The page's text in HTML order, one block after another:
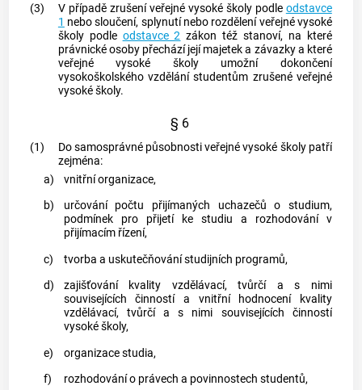
(3)
V případě zrušení veřejné vysoké školy podle odstavce
1 nebo sloučení, splynutí nebo rozdělení veřejné vysoké
školy podle odstavce 2 zákon též stanoví, na které
právnické osoby přechází její majetek a závazky a které
veřejné vysoké školy umožní dokončení
vysokoškolského vzdělání studentům zrušené veřejné
vysoké školy.
§ 6
(1)
Do samosprávné působnosti veřejné vysoké školy patří
zejména:
a)
vnitřní organizace,
b)
určování počtu přijímaných uchazečů o studium,
podmínek pro přijetí ke studiu a rozhodování v
přijímacím řízení,
c)
tvorba a uskutečňování studijních programů,
d)
zajišťování kvality vzdělávací, tvůrčí a s nimi
souvisejících činností a vnitřní hodnocení kvality
vzdělávací, tvůrčí a s nimi souvisejících činností
vysoké školy,
e)
organizace studia,
f)
rozhodování o právech a povinnostech studentů,